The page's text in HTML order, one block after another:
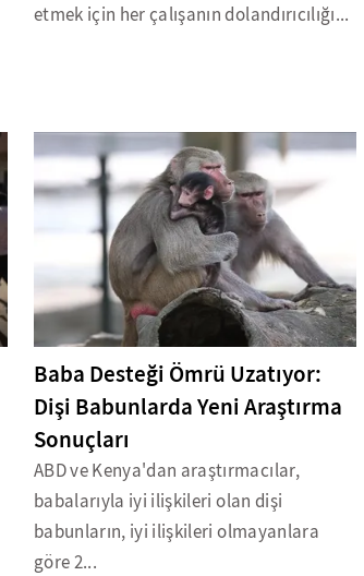
etmek için her çalışanın dolandırıcılığı...
Baba Desteği Ömrü Uzatıyor:
Dişi Babunlarda Yeni Araştırma
Sonuçları
ABD ve Kenya'dan araştırmacılar,
babalarıyla iyi ilişkileri olan dişi
babunların, iyi ilişkileri olmayanlara
göre 2...